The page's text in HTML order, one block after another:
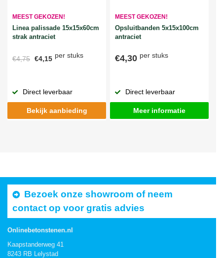
MEEST GEKOZEN!
Linea palissade 15x15x60cm
strak antraciet
€4,75 €4,15 per stuks
Direct leverbaar
Bekijk aanbieding
MEEST GEKOZEN!
Opsluitbanden 5x15x100cm
antraciet
€4,30 per stuks
Direct leverbaar
Meer informatie
Bezoek onze showroom of neem
contact op voor gratis advies
Onlinebetonstenen.nl
Kaapstanderweg 41
8243 RB Lelystad